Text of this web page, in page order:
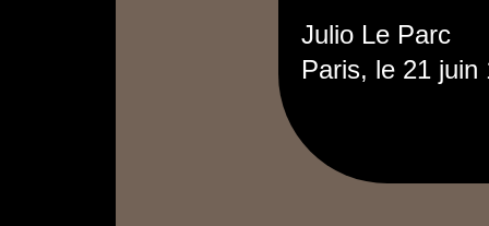
Julio Le Parc
Paris, le 21 juin